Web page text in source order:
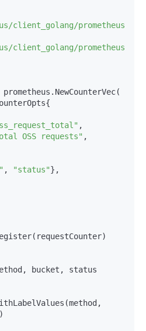
client_golang/prometheus"
client_golang/prometheus/
,
OSS requests" ,
, "status"},